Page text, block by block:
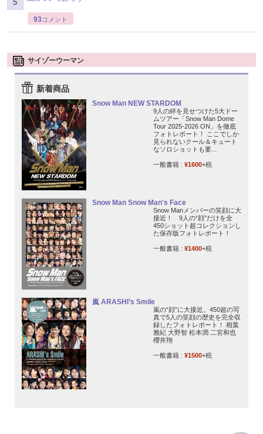
93コメント
サイゾーウーマン
新着商品
Snow Man NEW STARDOM
9人の絆を見せつけた5大ドー
ムツアー「Snow Man Dome
Tour 2025-2026 ON」を徹底
フォトレポート！ ここでしか
見られないクール＆キュート
なソロショットも要...
一般書籍 : ¥1600+税
Snow Man Snow Man's Face
Snow Manメンバーの笑顔に大
接近！ 9人の“顔”だけを全
450ショット超コレクションし
た保存版フォトレポート！
一般書籍 : ¥1400+税
嵐 ARASHI’s Smile
嵐の“顔”に大接近。450超の写
真で5人の笑顔の歴史を完全収
録したフォトレポート！ 相葉
雅紀 大野智 松本潤 二宮和也
櫻井翔
一般書籍 : ¥1500+税